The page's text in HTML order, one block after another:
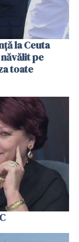
la Ceuta
pe
toate